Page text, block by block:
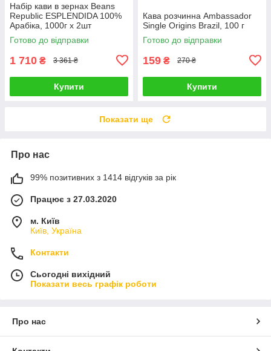
Набір кави в зернах Beans
Republic ESPLENDIDA 100%
Арабіка, 1000г х 2шт
Готово до відправки
1 710 ₴ 3 361 ₴
Купити
Кава розчинна Ambassador
Single Origins Brazil, 100 г
Готово до відправки
159 ₴ 270 ₴
Купити
Показати ще
Про нас
99% позитивних з 1414 відгуків за рік
Працює з 27.03.2020
м. Київ
Київ, Україна
Контакти
Сьогодні вихідний
Показати весь графік роботи
Про нас